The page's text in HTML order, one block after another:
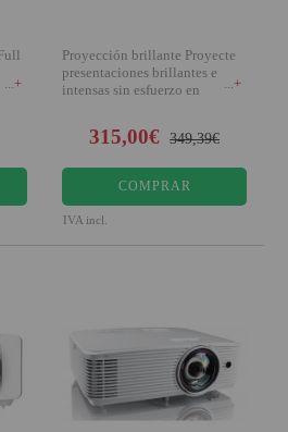
+
Proyección brillante Proyecte
presentaciones brillantes e
intensas sin esfuerzo en
+
315,00€ 349,39€
COMPRAR
IVA incl.